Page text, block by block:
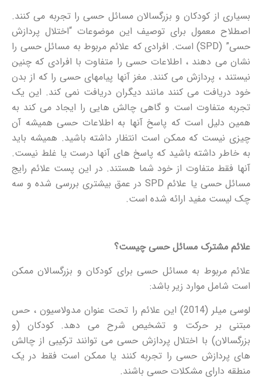
بسیاری از کودکان و بزرگسالان مسائل حسی را تجربه می کنند.
اصطلاح معمول برای توصیف این موضوعات “اختلال پردازش
حسی” (SPD) است. افرادی که علائم مربوط به مسائل حسی را
نشان می دهند ، اطلاعات حسی را متفاوت با افرادی که چنین
نیستند ، پردازش می کنند. مغز آنها پیامهای حسی را که از بدن
خود دریافت می کنند مانند دیگران دریافت نمی کند. این یک
تجربه متفاوت است و گاهی چالش هایی را ایجاد می کند به
همین دلیل است که پاسخ آنها به اطلاعات حسی همیشه آن
چیزی نیست که ممکن است انتظار داشته باشید. همیشه باید
به خاطر داشته باشید که پاسخ های آنها درست یا غلط نیست.
آنها فقط متفاوت از خود شما هستند. در این پست علائم رایج
مسائل حسی یا علائم SPD در عمق بیشتری بررسی شده و سه
چک لیست مفید ارائه شده است.
علائم مشترک مسائل حسی چیست؟
علائم مربوط به مسائل حسی برای کودکان و بزرگسالان ممکن
است شامل موارد زیر باشد:
لوسی میلر (2014) این علائم را تحت عنوان مدولاسیون ، حس
مبتنی بر حرکت و تشخیص شرح می دهد. کودکان (و
بزرگسالان) با اختلال پردازش حسی می توانند ترکیبی از چالش
های پردازش حسی را تجربه کنند یا ممکن است فقط در یک
منطقه دارای مشکلات حسی باشند.